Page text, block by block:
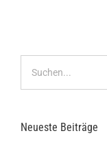
nach:
Neueste Beiträge